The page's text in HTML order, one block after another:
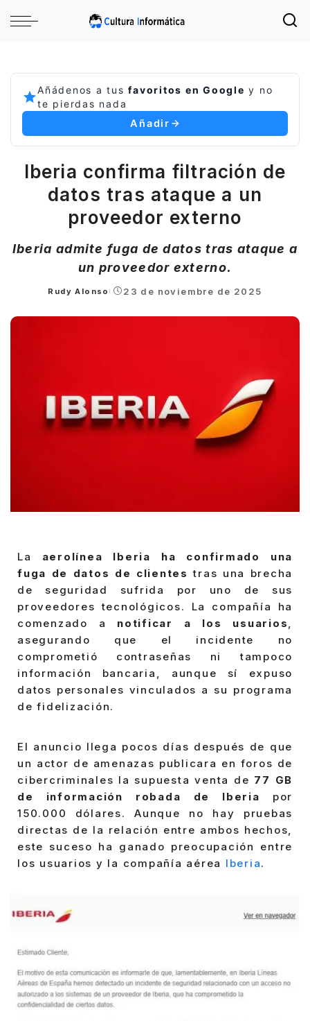
Añádenos a tusfavoritos en Google y no
te pierdas nada
Añadir
Iberia confirma filtración de
datos tras ataque a un
proveedor externo
Iberia admite fuga de datos tras ataque a
un proveedor externo.
Posted
Rudy Alonso 23 de noviembre de 2025
La aerolínea Iberia ha confirmado una
fuga de datos de clientes tras una brecha
de seguridad sufrida por uno de sus
proveedores tecnológicos. La compañía ha
comenzado a notificar a los usuarios,
asegurando que el incidente no
comprometió contraseñas ni tampoco
información bancaria, aunque sí expuso
datos personales vinculados a su programa
de fidelización.
El anuncio llega pocos días después de que
un actor de amenazas publicara en foros de
cibercriminales la supuesta venta de 77 GB
de información robada de Iberia por
150.000 dólares. Aunque no hay pruebas
directas de la relación entre ambos hechos,
este suceso ha ganado preocupación entre
los usuarios y la compañía aérea Iberia.